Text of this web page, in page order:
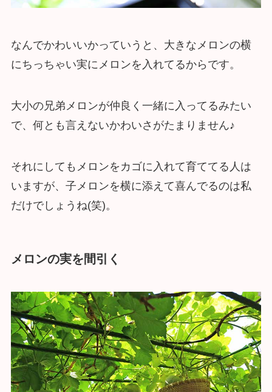
なんでかわいいかっていうと、大きなメロンの横
にちっちゃい実にメロンを入れてるからです。
大小の兄弟メロンが仲良く一緒に入ってるみたい
で、何とも言えないかわいさがたまりません♪
それにしてもメロンをカゴに入れて育ててる人は
いますが、子メロンを横に添えて喜んでるのは私
だけでしょうね(笑)。
メロンの実を間引く